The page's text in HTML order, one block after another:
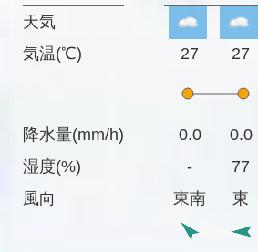
天気
気温(℃)
降水量(mm/h)
湿度(%)
風向
27 27
0.0
0.0
-
77
東南
東